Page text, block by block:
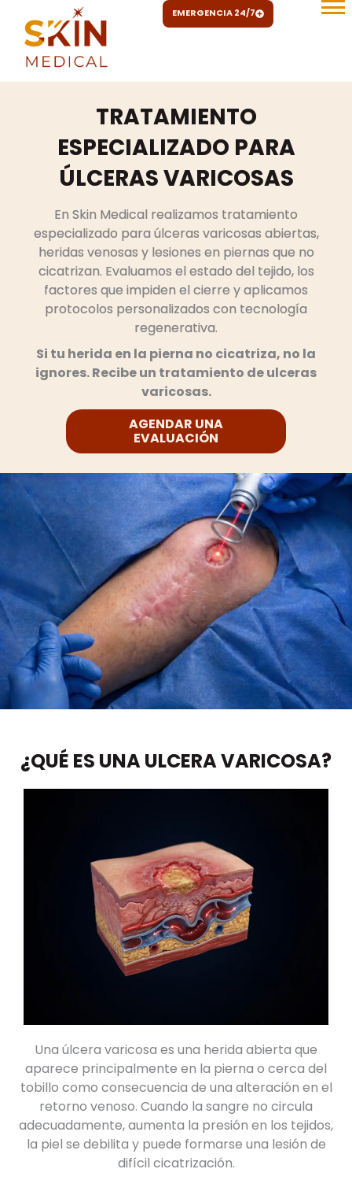
contenido
EMERGENCIA 24/7
TRATAMIENTO
ESPECIALIZADO PARA
ÚLCERAS VARICOSAS
En Skin Medical realizamos tratamiento
especializado para úlceras varicosas abiertas,
heridas venosas y lesiones en piernas que no
cicatrizan. Evaluamos el estado del tejido, los
factores que impiden el cierre y aplicamos
protocolos personalizados con tecnología
regenerativa.
Si tu herida en la pierna no cicatriza, no la
ignores. Recibe un tratamiento de ulceras
varicosas.
AGENDAR UNA
EVALUACIÓN
¿QUÉ ES UNA ULCERA VARICOSA?
Una úlcera varicosa es una herida abierta que
aparece principalmente en la pierna o cerca del
tobillo como consecuencia de una alteración en el
retorno venoso. Cuando la sangre no circula
adecuadamente, aumenta la presión en los tejidos,
la piel se debilita y puede formarse una lesión de
difícil cicatrización.